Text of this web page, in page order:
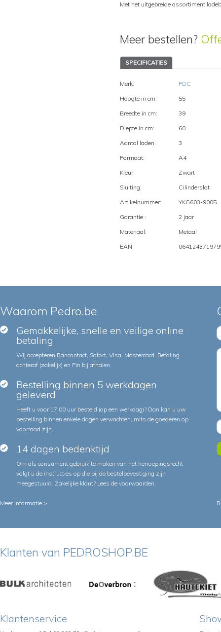
Met het uitgebreide assortiment
Meer bestellen?
SPECIFICATIES
Merk:
PDC
Hoogte in cm:
55
Breedte in cm:
39
Diepte in cm:
60
Aantal laden:
3
Formaat:
A4
Kleur:
Zwart
Sluiting:
Cilinderslot
Artikelnummer:
YKG603-9005
Garantie :
2 jaar
Materiaal:
Metaal
EAN:
Waarom Pedro.be
Gemakkelijke, snelle en veilige online
betaling
Wij accepteren Bancontact, Sofort, Visa, Mastercard, Betaling
achteraf (zakelijk) en Pin bij afhalen.
Bestelling binnen 5 werkdagen
geleverd
Heeft u voor 17:00 uur besteld (op een werkdag)? Dan kan u uw
bestelling binnen enkele dagen verwachten, mits de goederen op
voorraad zijn.
14 dagen bedenktijd
Om als consument gebruik te maken van het herroepingsrecht
volgt u de instructies op die bij de bestelbevestiging zijn
meegestuurd. Zakelijke klant? Lees de voorwaarden.
Meer informatie >
Klanten van PEDROSHOP.BE
Klantenservice